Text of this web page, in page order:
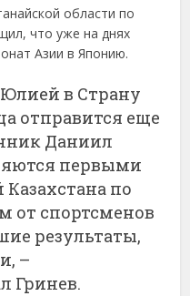
области по
что уже на днях
Азии в Японию.
в Страну
отправится еще
Даниил
первыми
по
от спортсменов
результаты,
–
Гринев.